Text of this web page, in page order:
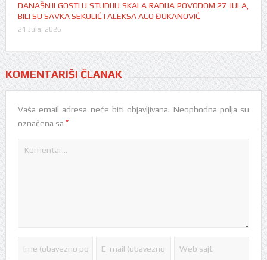
DANAŠNJI GOSTI U STUDIJU SKALA RADIJA POVODOM 27 JULA,
BILI SU SAVKA SEKULIĆ I ALEKSA ACO ĐUKANOVIĆ
21 Jula, 2026
KOMENTARIŠI ČLANAK
Vaša email adresa neće biti objavljivana. Neophodna polja su
označena sa *